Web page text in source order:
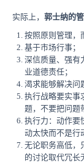
实际上， 郭士纳的
按照原则管理，
基于市场行事；
深信质量、强有
业道德责任；
渴求能够解决问
执行战略要实事
题，不要把问题
执行力：动作要
动太快而不是行
无论职务高低，
的讨论取代冗长